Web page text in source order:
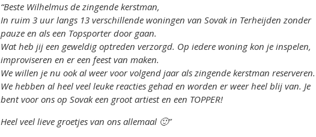
“Beste Wilhelmus de zingende kerstman,
In ruim 3 uur langs 13 verschillende woningen van Sovak in Terheijden zonder
pauze en als een Topsporter door gaan.
Wat heb jij een geweldig optreden verzorgd. Op iedere woning kon je inspelen,
improviseren en er een feest van maken.
We willen je nu ook al weer voor volgend jaar als zingende kerstman reserveren.
We hebben al heel veel leuke reacties gehad en worden er weer heel blij van. Je
bent voor ons op Sovak een groot artiest en een TOPPER!
Heel veel lieve groetjes van ons allemaal 🙂”